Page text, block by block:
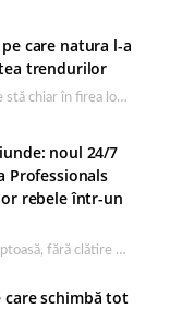
care natura l-a
trendurilor
Sunt locuri a căror magie stă chiar în firea lor naturală, iar Lacul Ursu din…
noul 24/7
Professionals
rebele într-un
Un leave in sub forma lăptoasă, fără clătire care completează rutina Ultimate Smooth și transformă…
schimbă tot